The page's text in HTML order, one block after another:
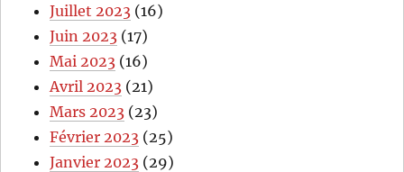
Juillet 2023 (16)
Juin 2023 (17)
Mai 2023 (16)
Avril 2023 (21)
Mars 2023 (23)
Février 2023 (25)
Janvier 2023 (29)